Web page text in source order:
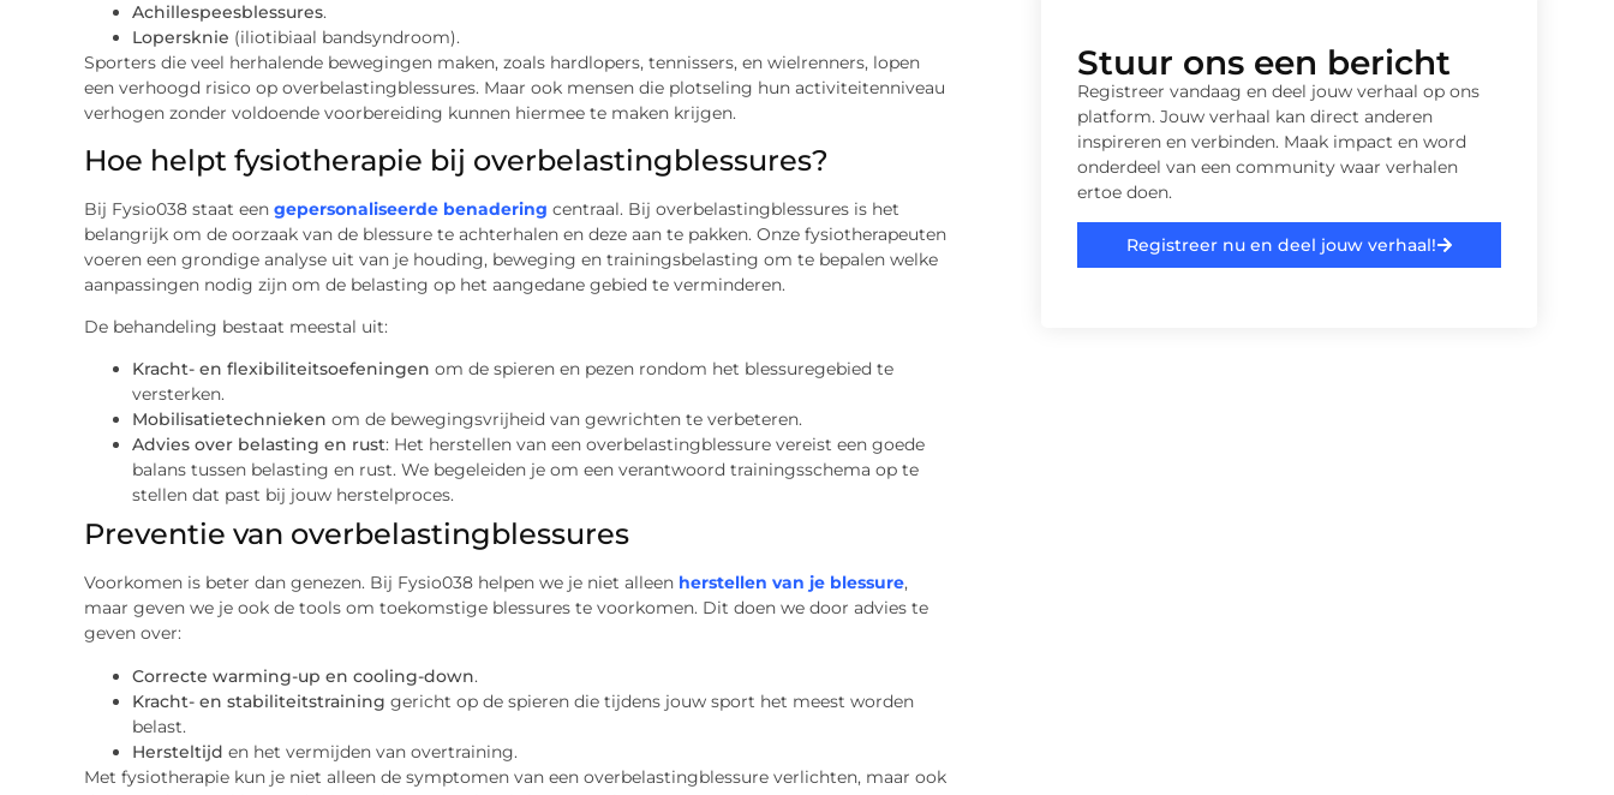
Achillespeesblessures.
Lopersknie (iliotibiaal bandsyndroom).
Sporters die veel herhalende bewegingen maken, zoals hardlopers, tennissers, en wielrenners, lopen
een verhoogd risico op overbelastingblessures. Maar ook mensen die plotseling hun activiteitenniveau
verhogen zonder voldoende voorbereiding kunnen hiermee te maken krijgen.
Hoe helpt fysiotherapie bij overbelastingblessures?
Bij Fysio038 staat een gepersonaliseerde benadering centraal. Bij overbelastingblessures is het
belangrijk om de oorzaak van de blessure te achterhalen en deze aan te pakken. Onze fysiotherapeuten
voeren een grondige analyse uit van je houding, beweging en trainingsbelasting om te bepalen welke
aanpassingen nodig zijn om de belasting op het aangedane gebied te verminderen.
De behandeling bestaat meestal uit:
Kracht- en flexibiliteitsoefeningen om de spieren en pezen rondom het blessuregebied te
versterken.
Mobilisatietechnieken om de bewegingsvrijheid van gewrichten te verbeteren.
Advies over belasting en rust: Het herstellen van een overbelastingblessure vereist een goede
balans tussen belasting en rust. We begeleiden je om een verantwoord trainingsschema op te
stellen dat past bij jouw herstelproces.
Preventie van overbelastingblessures
Voorkomen is beter dan genezen. Bij Fysio038 helpen we je niet alleen herstellen van je blessure,
maar geven we je ook de tools om toekomstige blessures te voorkomen. Dit doen we door advies te
geven over:
Correcte warming-up en cooling-down.
Kracht- en stabiliteitstraining gericht op de spieren die tijdens jouw sport het meest worden
belast.
Hersteltijd en het vermijden van overtraining.
Met fysiotherapie kun je niet alleen de symptomen van een overbelastingblessure verlichten, maar ook
Stuur ons een bericht
Registreer vandaag en deel jouw verhaal op ons
platform. Jouw verhaal kan direct anderen
inspireren en verbinden. Maak impact en word
onderdeel van een community waar verhalen
ertoe doen.
Registreer nu en deel jouw verhaal!